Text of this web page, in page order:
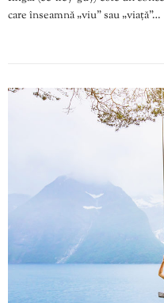
care înseamnă „viu” sau „viață”…